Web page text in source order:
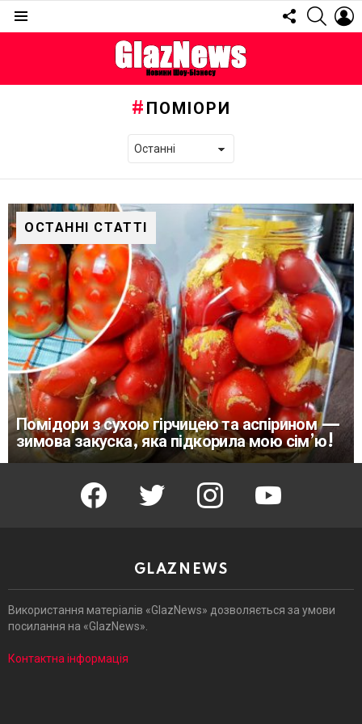
FOLLOW
US
ПОМІОРИ
ОСТАННІ СТАТТІ
Помідори з сухою гірчицею та аспірином —
зимова закуска, яка підкорила мою сім’ю!
facebook twitter instagram youtube
GLAZNEWS
Використання матеріалів «GlazNews» дозволяється за умови
посилання на «GlazNews».
Контактна інформація